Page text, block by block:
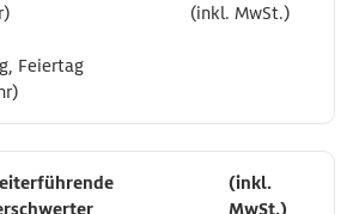
Feiertag
(inkl. MwSt.)
Feiertag
(inkl. MwSt.)
(inkl.
MwSt.)
(inkl.
MwSt.)